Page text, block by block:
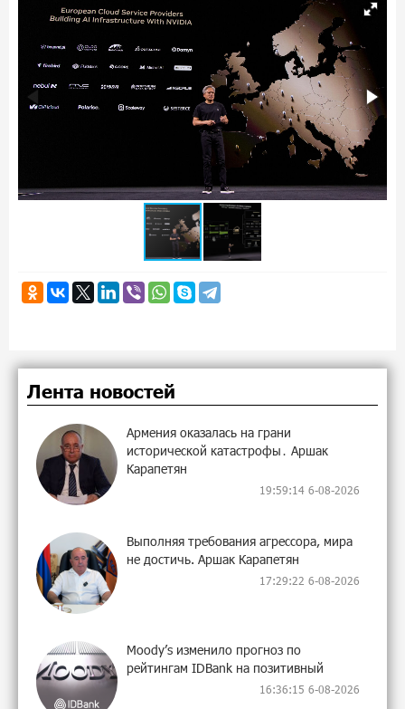
Лента новостей
Армения оказалась на грани
исторической катастрофы․ Аршак
Карапетян
19:59:14 6-08-2026
Выполняя требования агрессора, мира
не достичь. Аршак Карапетян
17:29:22 6-08-2026
Moody’s изменило прогноз по
рейтингам IDBank на позитивный
16:36:15 6-08-2026